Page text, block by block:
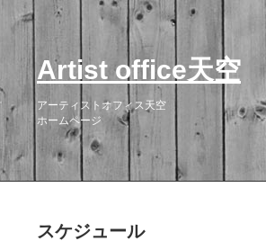
Artist office天空
アーティストオフィス天空
ホームページ
スケジュール